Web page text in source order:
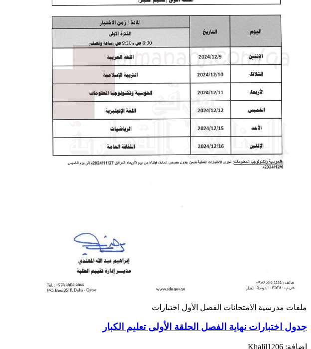
ملفات مدرسية الامتحانات الفصل الأول اختبارات
جدول اختبارات نهاية الفصل الحلقة الأولى تعليم الكبار
إضافة: Khalil1206